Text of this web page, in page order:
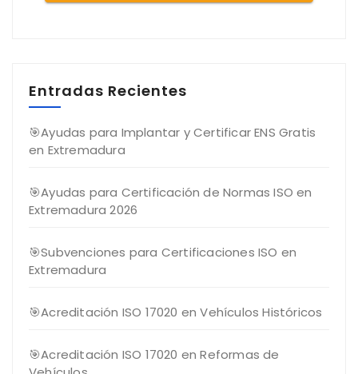
Entradas Recientes
🎯Ayudas para Implantar y Certificar ENS Gratis
en Extremadura
🎯Ayudas para Certificación de Normas ISO en
Extremadura 2026
🎯Subvenciones para Certificaciones ISO en
Extremadura
🎯Acreditación ISO 17020 en Vehículos Históricos
🎯Acreditación ISO 17020 en Reformas de